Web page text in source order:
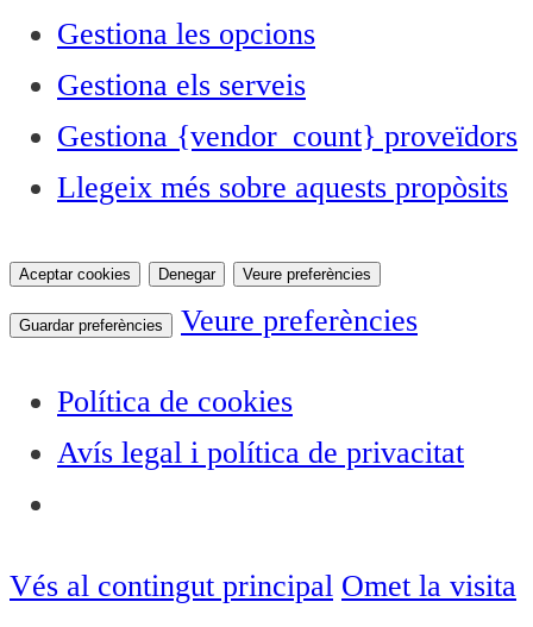
Gestiona les opcions
Gestiona els serveis
Gestiona {vendor_count} proveïdors
Llegeix més sobre aquests propòsits
Aceptar cookies Denegar Veure preferències
Guardar preferències Veure preferències
Política de cookies
Avís legal i política de privacitat
Vés al contingut principal Omet la visita
CULTURA I